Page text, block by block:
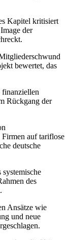
Kapitel kritisiert
der
bewertet, das
finanziellen
Rückgang der
auf tariflose
deutsche
des
Ansätze wie
und neue